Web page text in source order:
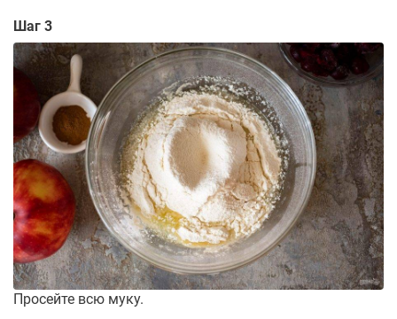
Шаг 3
Просейте всю муку.